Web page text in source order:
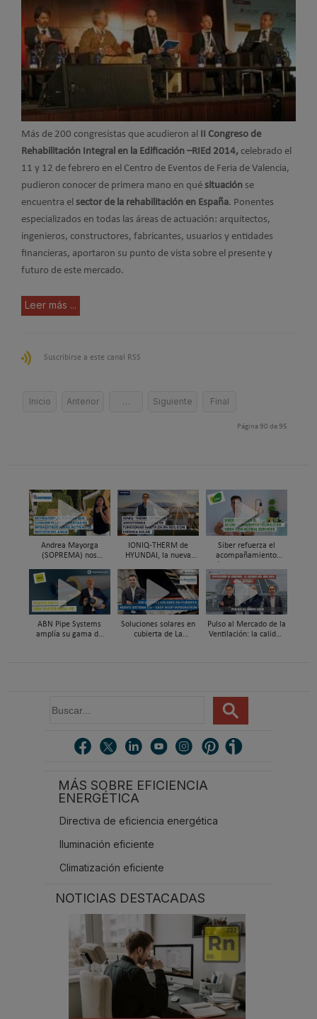
Más de 200 congresistas que acudieron al II Congreso de
Rehabilitación Integral en la Edificación –RIEd 2014, celebrado el
11 y 12 de febrero en el Centro de Eventos de Feria de Valencia,
pudieron conocer de primera mano en qué situación se
encuentra el sector de la rehabilitación en España. Ponentes
especializados en todas las áreas de actuación: arquitectos,
ingenieros, constructores, fabricantes, usuarios y entidades
financieras, aportaron su punto de vista sobre el presente y
futuro de este mercado.
Leer más ...
Suscribirse a este canal RSS
Inicio Anterior … Siguiente Final
Página 90 de 95
Andrea Mayorga
(SOPREMA) nos
cubierta azul-verde
IONIQ-THERM de
HYUNDAI, la nueva
funcionar hasta en un
98% con energía solar
Siber refuerza el
acompañamiento
soporte al instalador
con Global Services
ABN Pipe Systems
amplía su gama de
Soluciones solares en
cubierta de La
Pulso al Mercado de la
Ventilación: la calidad
u
MÁS SOBRE EFICIENCIA
ENERGÉTICA
Directiva de eficiencia energética
Iluminación eficiente
Climatización eficiente
NOTICIAS DESTACADAS